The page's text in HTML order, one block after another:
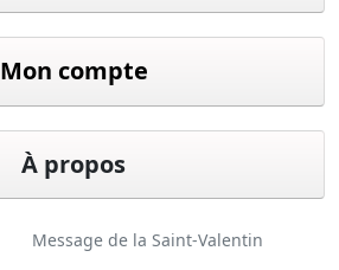
Mon compte
À propos
Message de la Saint-Valentin